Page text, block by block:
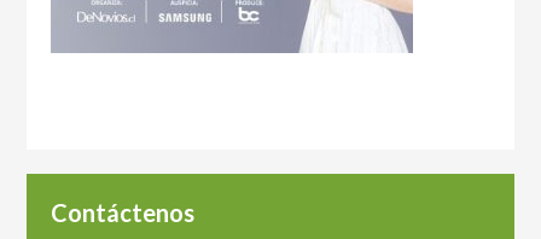
Contáctenos